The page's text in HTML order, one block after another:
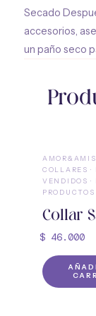
Secado
accesorios,
un paño seco
COLLARES ·
VENDIDOS ·
PRODUCTOS
Collar
$ 46.000